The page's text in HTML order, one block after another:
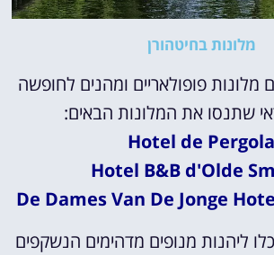
מלונות בחיטהורן
פופולאריים ומהנים לחופשה
שתנסו את המלונות הבאים:
Hotel de Pergola
Hotel B&B d'Olde
De Dames Van De Jonge
ליהנות מנופים מדהימים הנשקפים